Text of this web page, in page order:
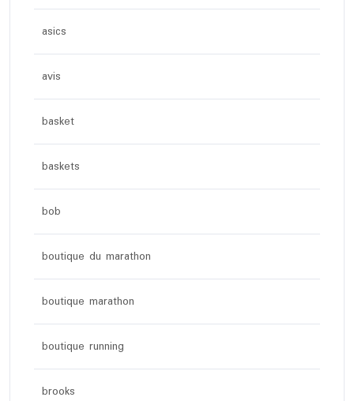
asics
avis
basket
baskets
bob
boutique du marathon
boutique marathon
boutique running
brooks